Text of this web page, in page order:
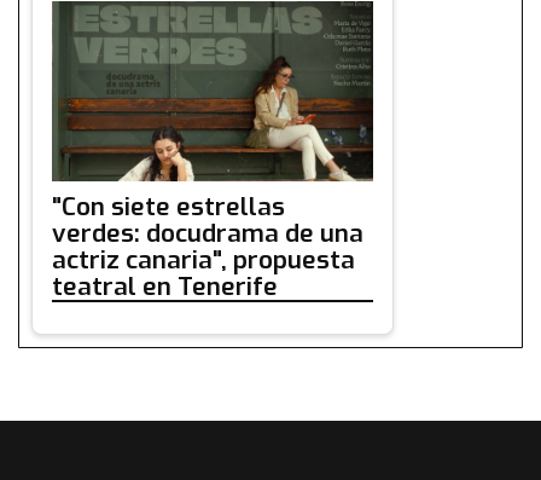
"Con siete estrellas
verdes: docudrama de una
actriz canaria", propuesta
teatral en Tenerife